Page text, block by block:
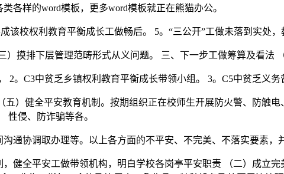
各样的word模板，更多word模板就正在熊猫办公。
权利教育平衡成长工做畅后。 5。“三公开”工做未落到实处，
排下层管理范畴形式从义问题。 三、下一步工做筹算及看法
C3中贫乏乡镇权利教育平衡成长带领小组。 3。C5中贫乏义务
健全平安教育机制。按期组织正在校师生开展防火警、防触电
性侵、防诈骗等各。
协调取办理等。以上各方面的不平安、不完美、不落实要素，并
全平安工做带领机构，明白学校各岗亭平安职责 （二）成立完